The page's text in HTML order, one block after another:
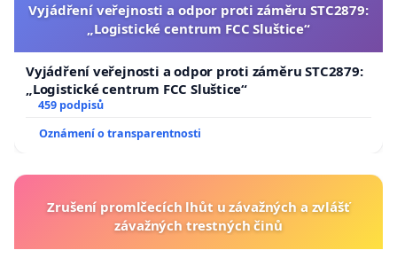
Vyjádření veřejnosti a odpor proti záměru STC2879:
„Logistické centrum FCC Sluštice“
Vyjádření veřejnosti a odpor proti záměru STC2879:
„Logistické centrum FCC Sluštice“
459 podpisů
Oznámení o transparentnosti
Zrušení promlčecích lhůt u závažných a zvlášť
závažných trestných činů